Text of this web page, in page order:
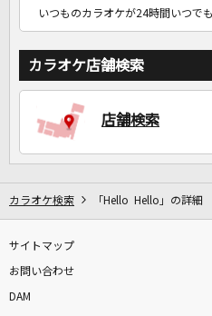
いつものカラオケが24時間いつで
カラオケ店舗検索
店舗検索
カラオケ検索 「Hello Hello」の詳細
サイトマップ
お問い合わせ
DAM